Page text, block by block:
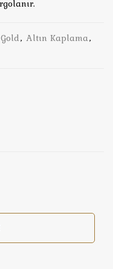
Gold, Altın Kaplama,